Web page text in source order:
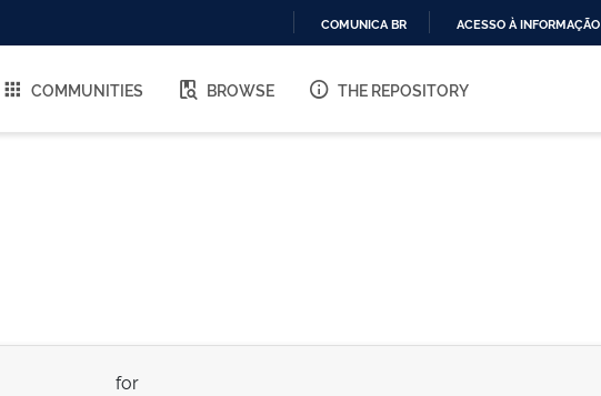
O
COMUNICA BR ACESSO À INFORMAÇÃO
COMMUNITIES BROWSE THE REPOSITORY
for